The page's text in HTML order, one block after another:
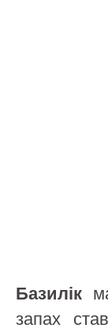
Базилік
запах